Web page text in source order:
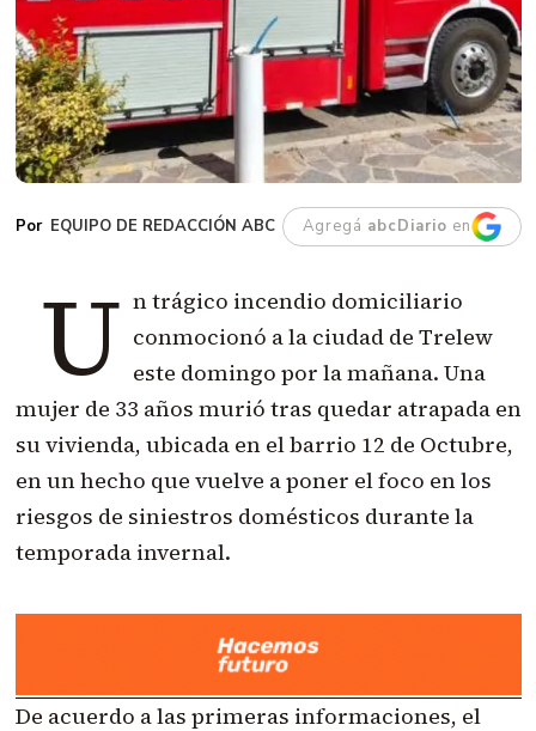
EQUIPO DE REDACCIÓN ABC Agregá abcDiario en
U n trágico incendio domiciliario
conmocionó a la ciudad de Trelew
este domingo por la mañana. Una
mujer de 33 años murió tras quedar atrapada en
su vivienda, ubicada en el barrio 12 de Octubre,
en un hecho que vuelve a poner el foco en los
riesgos de siniestros domésticos durante la
temporada invernal.
De acuerdo a las primeras informaciones, el